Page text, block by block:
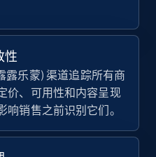
percent, and more.
Currency, Initial
percent, and more.
性
露乐蒙) 渠道追踪所有商
价、可用性和内容呈现
响销售之前识别它们。